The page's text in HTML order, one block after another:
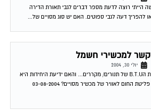
להפריך דעה לגבי ספוטים. האם יש סוג מסויים של...
יולי 30, 2004
האם ניתן לדעת את יחידות הB.T.U של תנורים/ מקררים… והאם ידיעת היחידות היא
במילים אחרות לדעת מה פליטת החום לאוויר של מכשיר מסויים? 03-08-2004